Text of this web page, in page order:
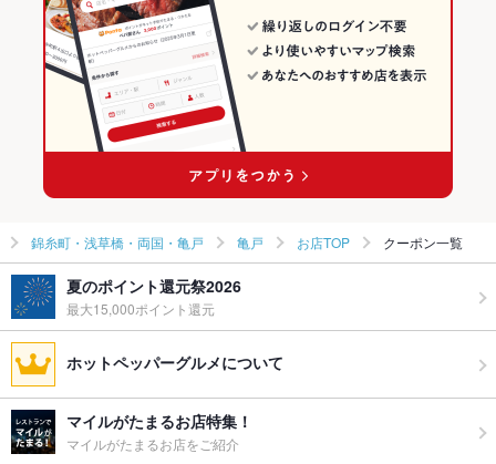
錦糸町・浅草橋・両国・亀戸 × 和食全般
亀戸駅 × 和食
亀戸駅 × 和食全般
東京 × 和食
東京 × 和食全般
亀戸の居酒屋ランキング
錦糸町・浅草橋・両国・亀戸 亀戸 お店TOP クーポン一覧
夏のポイント還元祭2026
最大15,000ポイント還元
ホットペッパーグルメについて
マイルがたまるお店特集！
マイルがたまるお店をご紹介